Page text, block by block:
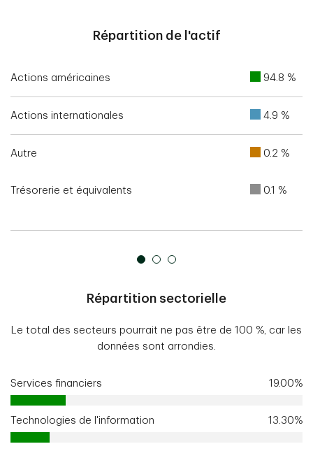
Répartition de l'actif
Actions américaines 94.8 %
Actions internationales 4.9 %
Autre 0.2 %
Trésorerie et équivalents 0.1 %
Répartition sectorielle
Le total des secteurs pourrait ne pas être de 100 %, car les
données sont arrondies.
Services financiers 19.00%
Technologies de l'information 13.30%